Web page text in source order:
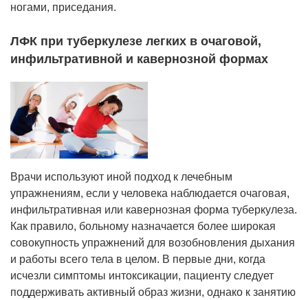
ногами, приседания.
ЛФК при туберкулезе легких в очаговой,
инфильтративной и кавернозной формах
Врачи используют иной подход к лечебным
упражнениям, если у человека наблюдается очаговая,
инфильтративная или кавернозная форма туберкулеза.
Как правило, больному назначается более широкая
совокупность упражнений для возобновления дыхания
и работы всего тела в целом. В первые дни, когда
исчезли симптомы интоксикации, пациенту следует
поддерживать активный образ жизни, однако к занятию